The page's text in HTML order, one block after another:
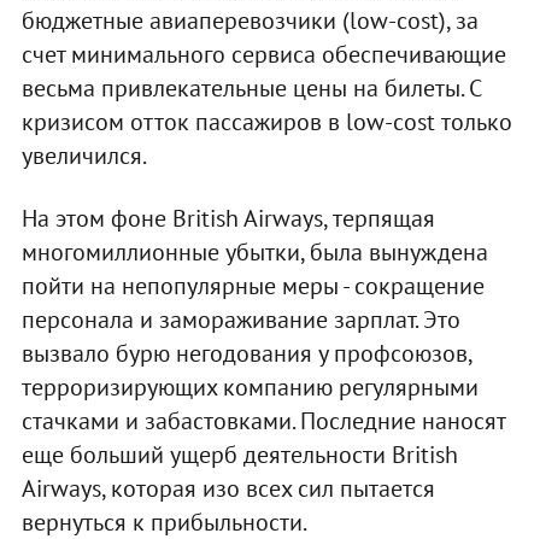
бюджетные авиаперевозчики (low-cost), за
счет минимального сервиса обеспечивающие
весьма привлекательные цены на билеты. С
кризисом отток пассажиров в low-cost только
увеличился.
На этом фоне British Airways, терпящая
многомиллионные убытки, была вынуждена
пойти на непопулярные меры - сокращение
персонала и замораживание зарплат. Это
вызвало бурю негодования у профсоюзов,
терроризирующих компанию регулярными
стачками и забастовками. Последние наносят
еще больший ущерб деятельности British
Airways, которая изо всех сил пытается
вернуться к прибыльности.